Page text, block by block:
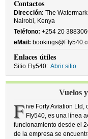
Contactos
Dirección: The
Nairobi, Kenya
Teléfono: +254 20
eMail:
Enlaces útiles
Sitio Fly540: Abrir sitio
Vuelos
F ive Forty Aviation Ltd,
Fly540, es una línea
funcionamiento desde el
de la empresa se